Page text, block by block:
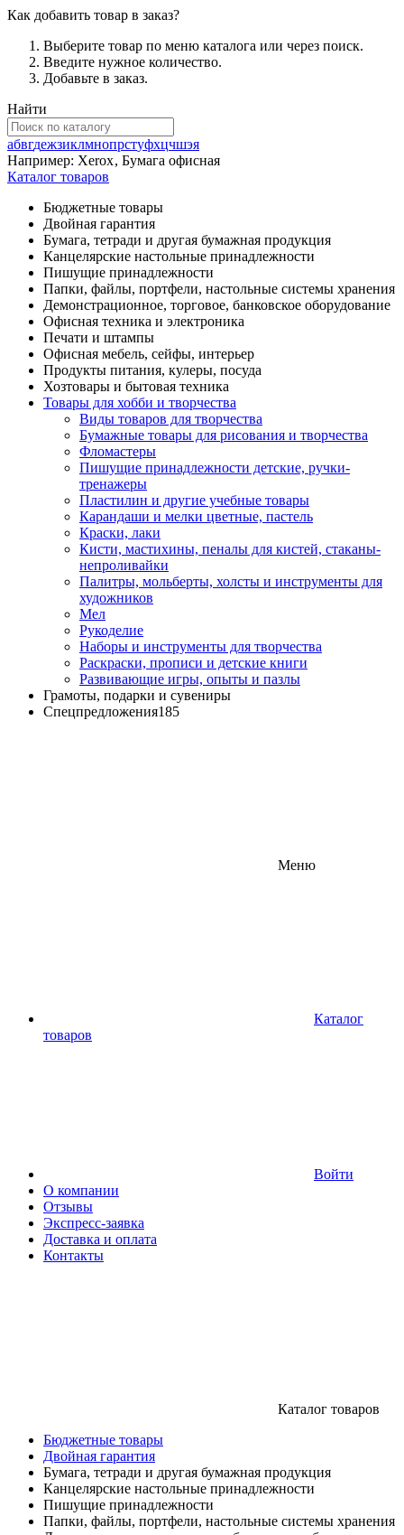
Как добавить товар в заказ?
Выберите товар по меню каталога или через поиск.
Введите нужное количество.
Добавьте в заказ.
Найти
абвгдежзиклмнопрстуфхцчшэя
Например: Xerox, Бумага офисная
Каталог товаров
Бюджетные товары
Двойная гарантия
Бумага, тетради и другая бумажная продукция
Канцелярские настольные принадлежности
Пишущие принадлежности
Папки, файлы, портфели, настольные системы хранения
Демонстрационное, торговое, банковское оборудование
Офисная техника и электроника
Печати и штампы
Офисная мебель, сейфы, интерьер
Продукты питания, кулеры, посуда
Хозтовары и бытовая техника
Товары для хобби и творчества
Виды товаров для творчества
Бумажные товары для рисования и творчества
Фломастеры
Пишущие принадлежности детские, ручки-
тренажеры
Пластилин и другие учебные товары
Карандаши и мелки цветные, пастель
Краски, лаки
Кисти, мастихины, пеналы для кистей, стаканы-
непроливайки
Палитры, мольберты, холсты и инструменты для
художников
Мел
Рукоделие
Наборы и инструменты для творчества
Раскраски, прописи и детские книги
Развивающие игры, опыты и пазлы
Грамоты, подарки и сувениры
Спецпредложения185
Меню
Каталог
товаров
Войти
О компании
Отзывы
Экспресс-заявка
Доставка и оплата
Контакты
Каталог товаров
Бюджетные товары
Двойная гарантия
Бумага, тетради и другая бумажная продукция
Канцелярские настольные принадлежности
Пишущие принадлежности
Папки, файлы, портфели, настольные системы хранения